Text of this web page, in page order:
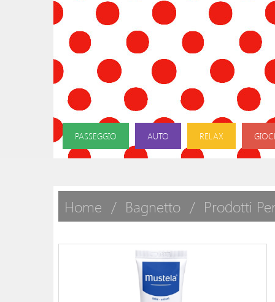
PASSEGGIO AUTO RELAX
Home Bagnetto Prodotti